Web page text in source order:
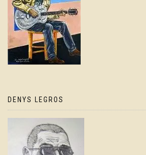
DENYS LEGROS